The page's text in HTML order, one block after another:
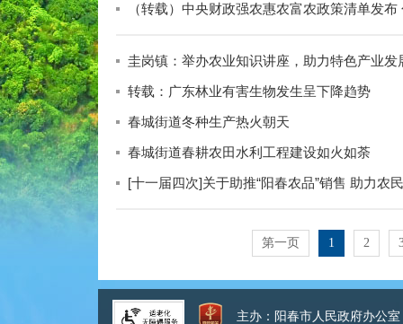
（转载）中央财政强农惠农富农政策清单发
圭岗镇：举办农业知识讲座，助力特色产业发
转载：广东林业有害生物发生呈下降趋势
春城街道冬种生产热火朝天
春城街道春耕农田水利工程建设如火如荼
[十一届四次]关于助推“阳春农品”销售 助力农
第一页 1 2
主办：阳春市人民政府办公室